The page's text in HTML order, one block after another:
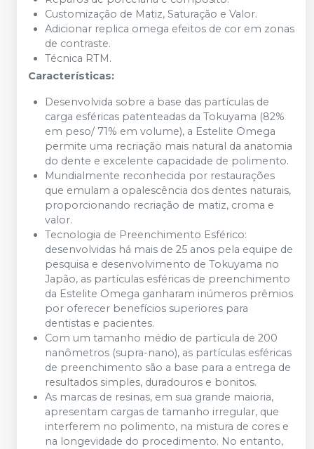
Customização de Matiz, Saturação e Valor.
Adicionar replica omega efeitos de cor em zonas
de contraste.
Técnica RTM.
Características:
Desenvolvida sobre a base das partículas de
carga esféricas patenteadas da Tokuyama (82%
em peso/ 71% em volume), a Estelite Omega
permite uma recriação mais natural da anatomia
do dente e excelente capacidade de polimento.
Mundialmente reconhecida por restaurações
que emulam a opalescência dos dentes naturais,
proporcionando recriação de matiz, croma e
valor.
Tecnologia de Preenchimento Esférico:
desenvolvidas há mais de 25 anos pela equipe de
pesquisa e desenvolvimento de Tokuyama no
Japão, as partículas esféricas de preenchimento
da Estelite Omega ganharam inúmeros prêmios
por oferecer benefícios superiores para
dentistas e pacientes.
Com um tamanho médio de partícula de 200
nanômetros (supra-nano), as partículas esféricas
de preenchimento são a base para a entrega de
resultados simples, duradouros e bonitos.
As marcas de resinas, em sua grande maioria,
apresentam cargas de tamanho irregular, que
interferem no polimento, na mistura de cores e
na longevidade do procedimento. No entanto,